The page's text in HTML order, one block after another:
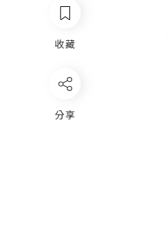
收藏
分享